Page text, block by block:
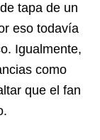
tapa de un
eso todavía
Igualmente,
como
que el fan